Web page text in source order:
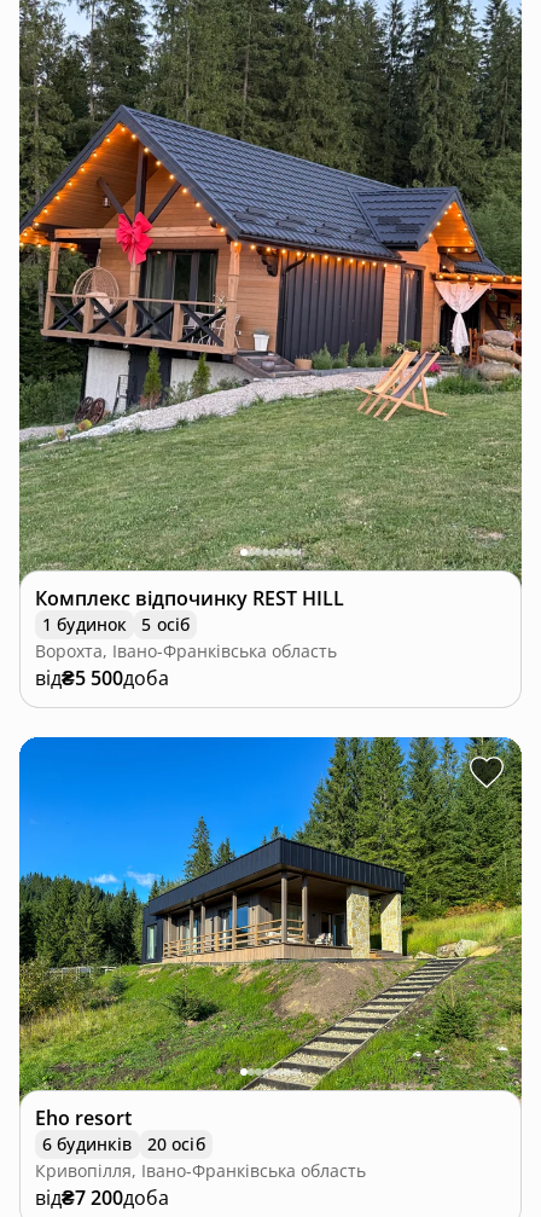
Комплекс відпочинку REST HILL
1 будинок
5 осіб
Ворохта, Івано-Франківська область
від₴5 500доба
Eho resort
6 будинків
20 осіб
Кривопілля, Івано-Франківська область
від₴7 200доба